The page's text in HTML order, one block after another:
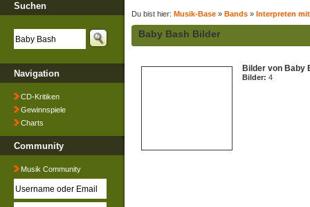
Suchen
Navigation
CD-Kritiken
Gewinnspiele
Charts
Community
Musik Community
Du bist hier: Musik-Base » Bands » Interpreten
Baby Bash Bilder
Bilder von Baby
Bilder: 4